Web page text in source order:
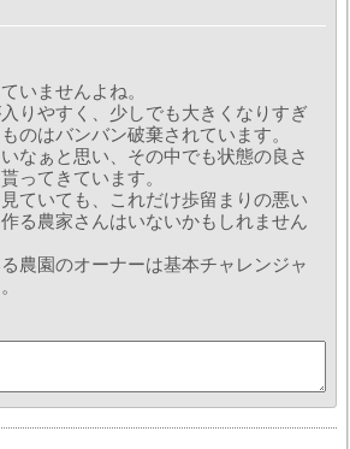
いませんよね。
りやすく、少しでも大きくなりすぎ
のはバンバン破棄されています。
なぁと思い、その中でも状態の良さ
ってきています。
ていても、これだけ歩留まりの悪い
る農家さんはいないかもしれません
農園のオーナーは基本チャレンジャ